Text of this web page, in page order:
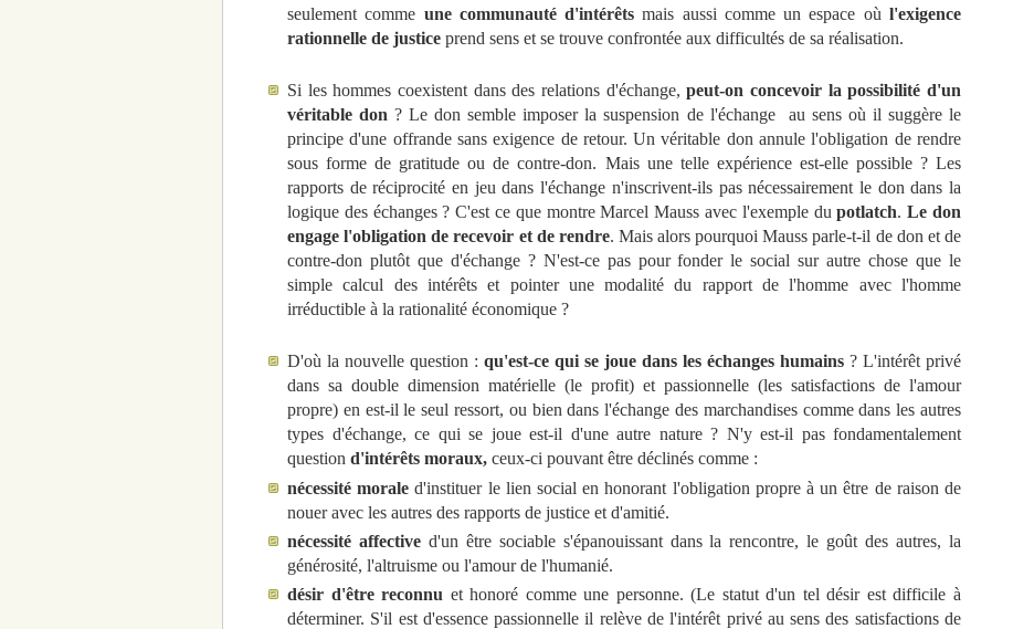
seulement comme une communauté d'intérêts mais aussi comme un espace oùl'exigence
rationnelle de justice prend sens et se trouve confrontée aux difficultés de sa réalisation.
Si les hommes coexistent dans des relations d'échange,peut-on concevoir la possibilité d'un
véritable don ? Le don semble imposer la suspension de l'échange au sens où il suggère le
principe d'une offrande sans exigence de retour. Un véritable don annule l'obligation de rendre
sous forme de gratitude ou de contre-don. Mais une telle expérience est-elle possible ? Les
rapports de réciprocité en jeu dans l'échange n'inscrivent-ils pas nécessairement le don dans la
logique des échanges ? C'est ce que montre Marcel Mauss avec l'exemple dupotlatch.Le don
engage l'obligation de recevoir et de rendre. Mais alors pourquoi Mauss parle-t-il de don et de
contre-don plutôt que d'échange ? N'est-ce pas pour fonder le social sur autre chose que le
simple calcul des intérêts et pointer une modalité du rapport de l'homme avec l'homme
irréductible à la rationalité économique ?
D'où la nouvelle question : qu'est-ce qui se joue dans les échanges humains ? L'intérêt privé
dans sa double dimension matérielle (le profit) et passionnelle (les satisfactions de l'amour
propre) en est-il le seul ressort, ou bien dans l'échange des marchandises comme dans les autres
types d'échange, ce qui se joue est-il d'une autre nature ? N'y est-il pas fondamentalement
question d'intérêts moraux, ceux-ci pouvant être déclinés comme :
nécessité morale d'instituer le lien social en honorant l'obligation propre à un être de raison de
nouer avec les autres des rapports de justice et d'amitié.
nécessité affectived'un être sociable s'épanouissant dans la rencontre, le goût des autres, la
générosité, l'altruisme ou l'amour de l'humanié.
désir d'être reconnu et honoré comme une personne. (Le statut d'un tel désir est difficile à
déterminer. S'il est d'essence passionnelle il relève de l'intérêt privé au sens des satisfactions de